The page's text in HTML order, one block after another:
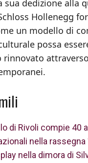
sua dedizione alla
Hollenegg
un modello di
possa
di Rivoli compie 40
nella rassegna
nella dimora di